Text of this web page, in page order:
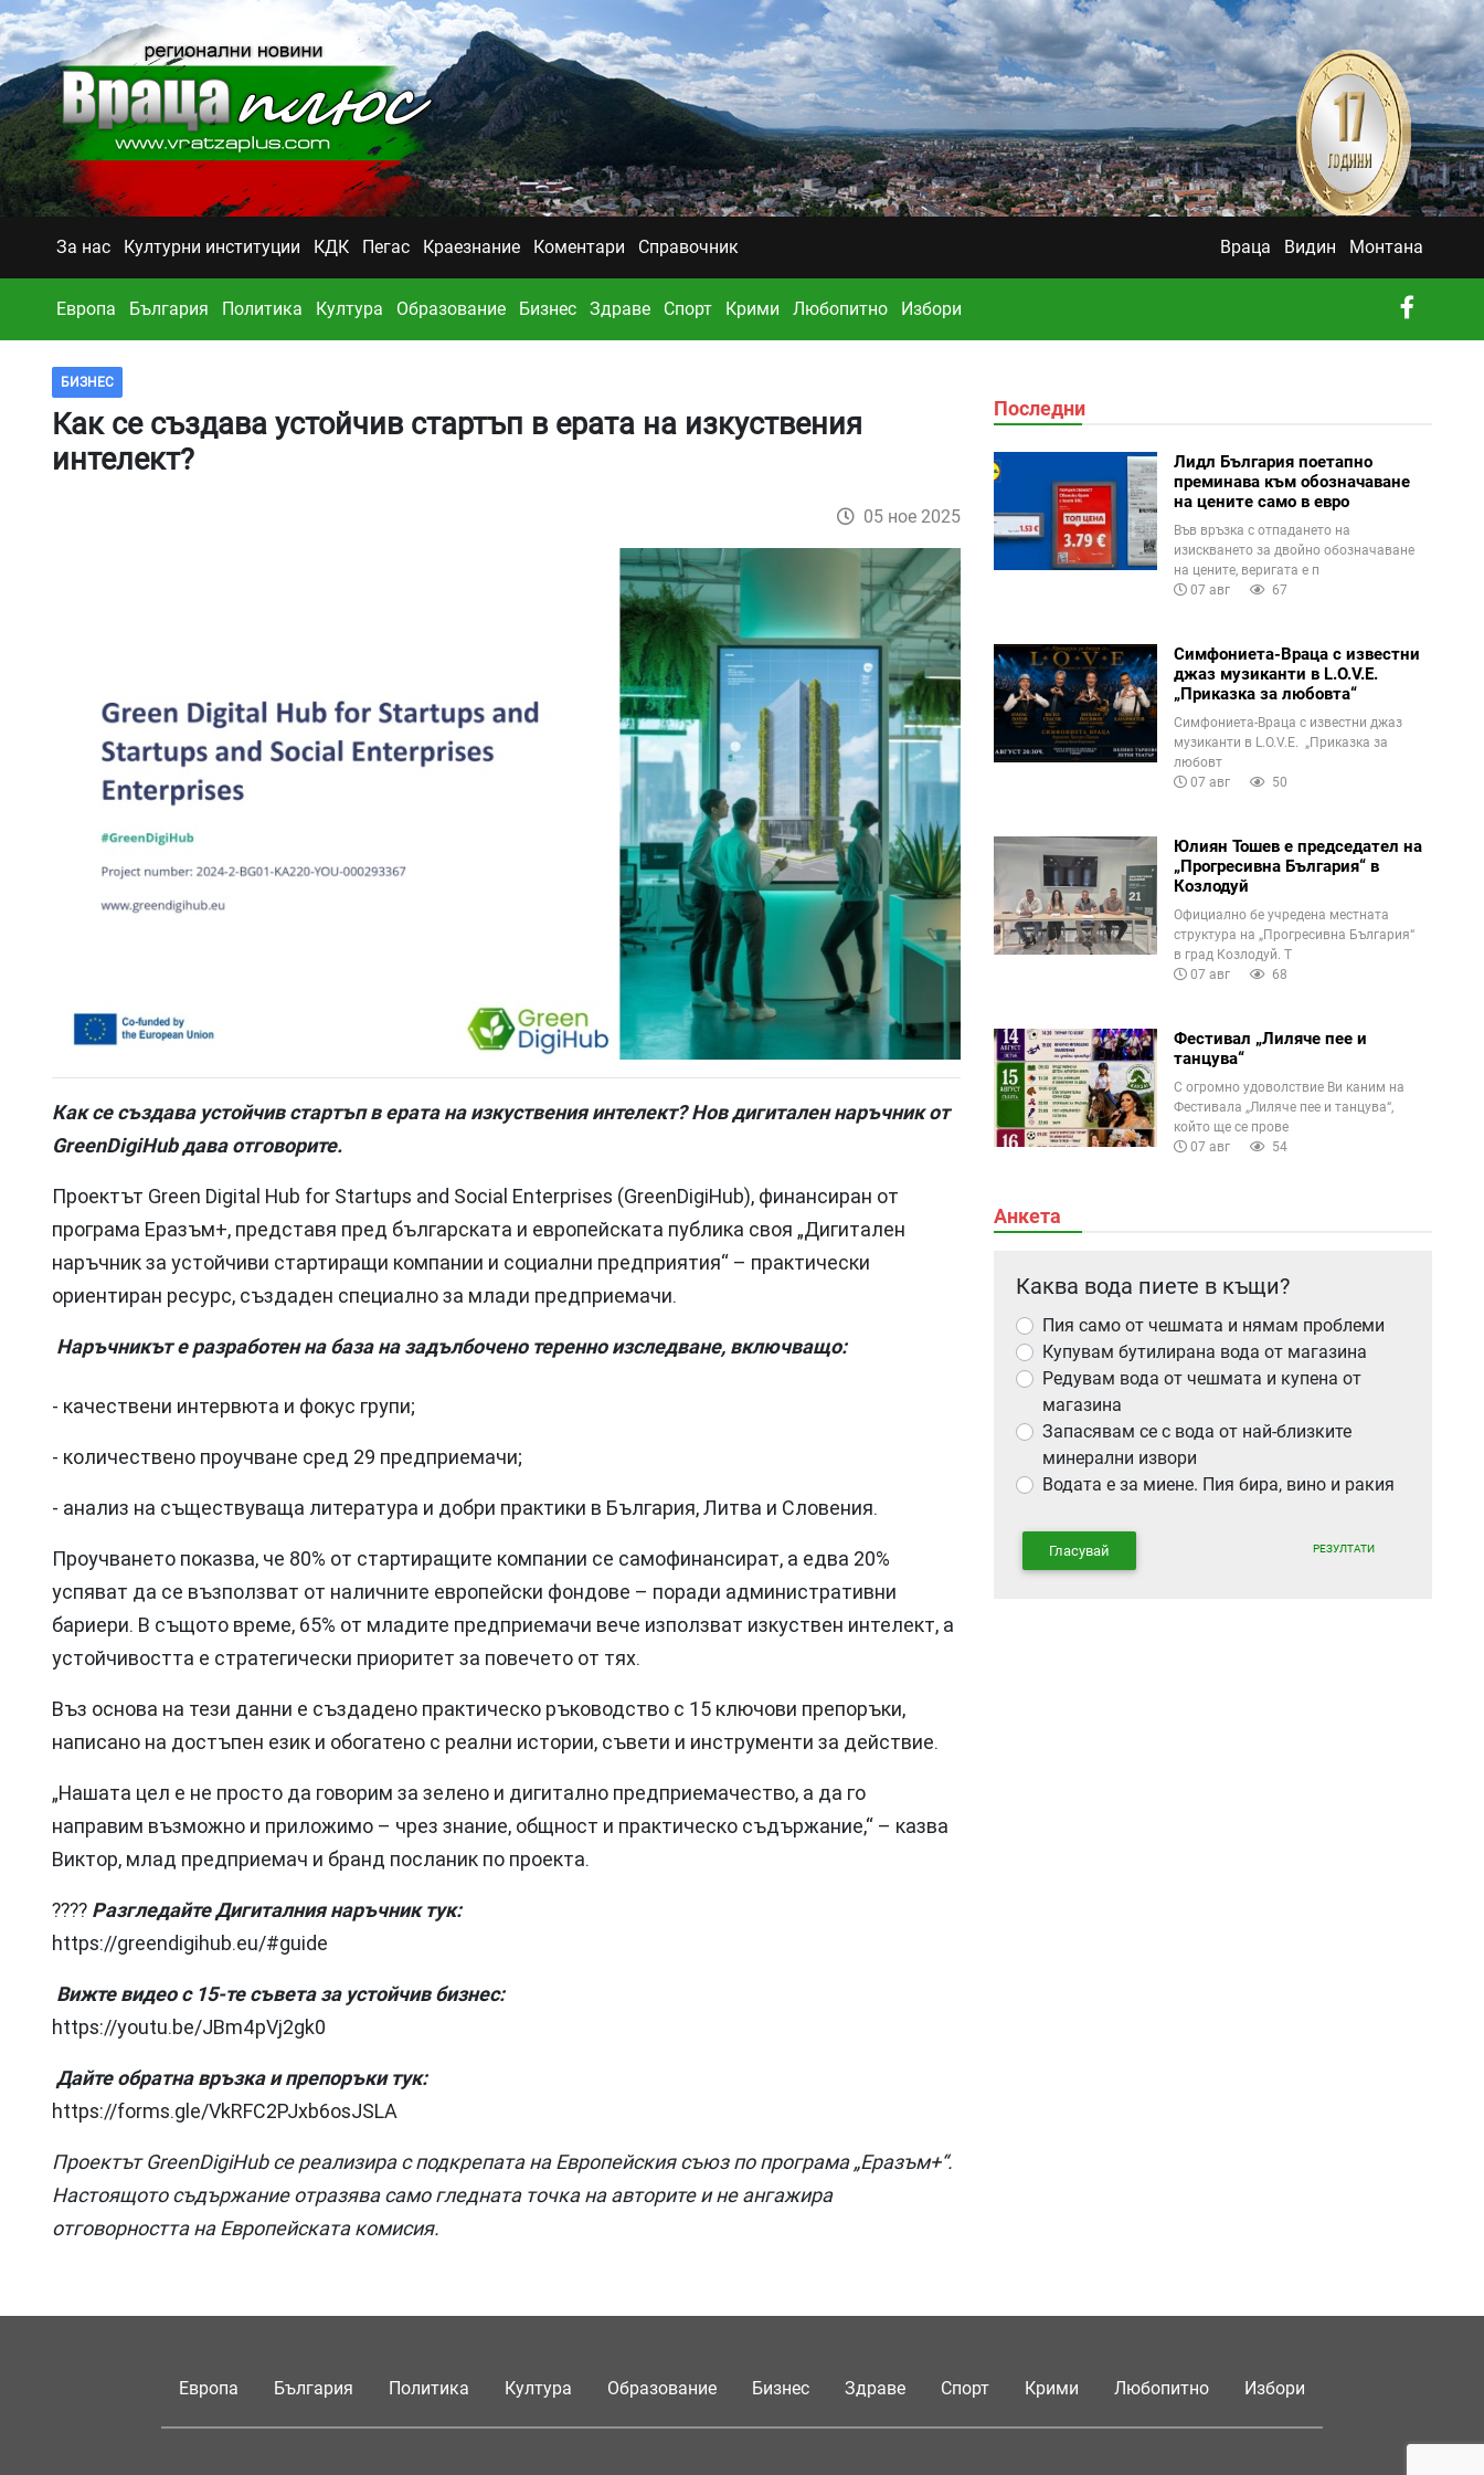
За нас Културни институции КДК Пегас Краезнание Коментари Справочник Враца Видин Монтана
Европа България Политика Култура Образование Бизнес Здраве Спорт Крими Любопитно Избори
БИЗНЕС
Как се създава устойчив стартъп в ерата на изкуствения
интелект?
05 ное 2025
Как се създава устойчив стартъп в ерата на изкуствения интелект? Нов дигитален наръчник от
GreenDigiHub дава отговорите.
Проектът Green Digital Hub for Startups and Social Enterprises (GreenDigiHub), финансиран от
програма Еразъм+, представя пред българската и европейската публика своя „Дигитален
наръчник за устойчиви стартиращи компании и социални предприятия“ – практически
ориентиран ресурс, създаден специално за млади предприемачи.
Наръчникът е разработен на база на задълбочено теренно изследване, включващо:
- качествени интервюта и фокус групи;
- количествено проучване сред 29 предприемачи;
- анализ на съществуваща литература и добри практики в България, Литва и Словения.
Проучването показва, че 80% от стартиращите компании се самофинансират, а едва 20%
успяват да се възползват от наличните европейски фондове – поради административни
бариери. В същото време, 65% от младите предприемачи вече използват изкуствен интелект, а
устойчивостта е стратегически приоритет за повечето от тях.
Въз основа на тези данни е създадено практическо ръководство с 15 ключови препоръки,
написано на достъпен език и обогатено с реални истории, съвети и инструменти за действие.
„Нашата цел е не просто да говорим за зелено и дигитално предприемачество, а да го
направим възможно и приложимо – чрез знание, общност и практическо съдържание,“ – казва
Виктор, млад предприемач и бранд посланик по проекта.
???? Разгледайте Дигиталния наръчник тук:
https://greendigihub.eu/#guide
Вижте видео с 15-те съвета за устойчив бизнес:
https://youtu.be/JBm4pVj2gk0
Дайте обратна връзка и препоръки тук:
https://forms.gle/VkRFC2PJxb6osJSLA
Проектът GreenDigiHub се реализира с подкрепата на Европейския съюз по програма „Еразъм+“.
Настоящото съдържание отразява само гледната точка на авторите и не ангажира
отговорността на Европейската комисия.
Последни
Лидл България поетапно
преминава към обозначаване
на цените само в евро
Във връзка с отпадането на
изискването за двойно обозначаване
на цените, веригата е п
07 авг
67
Симфониета-Враца с известни
джаз музиканти в L.O.V.E.
„Приказка за любовта“
Симфониета-Враца с известни джаз
музиканти в L.O.V.E. „Приказка за
любовт
07 авг
50
Юлиян Тошев е председател на
„Прогресивна България“ в
Козлодуй
Официално бе учредена местната
структура на „Прогресивна България“
в град Козлодуй. Т
07 авг
68
Фестивал „Лиляче пее и
танцува“
С огромно удоволствие Ви каним на
Фестивала „Лиляче пее и танцува“,
който ще се прове
07 авг
54
Анкета
Каква вода пиете в къщи?
Пия само от чешмата и нямам проблеми
Купувам бутилирана вода от магазина
Редувам вода от чешмата и купена от
магазина
Запасявам се с вода от най-близките
минерални извори
Водата е за миене. Пия бира, вино и ракия
Гласувай РЕЗУЛТАТИ
Европа България Политика Култура Образование Бизнес Здраве Спорт Крими Любопитно Избори